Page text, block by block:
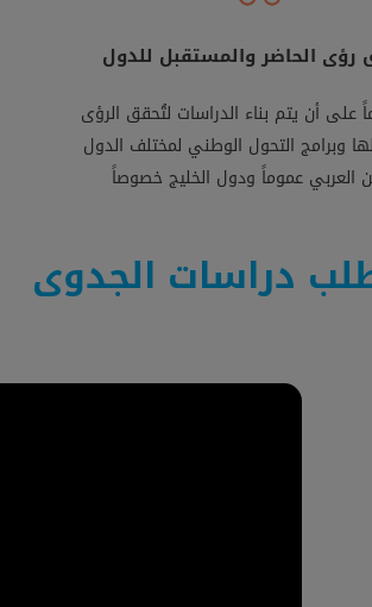
رؤى الحاضر والمستقبل للدول
على أن يتم بناء الدراسات لتُحقق الرؤى
وبرامج التحول الوطني لمختلف الدول
العربي عموماً ودول الخليج خصوصاً
دراسات الجدوى